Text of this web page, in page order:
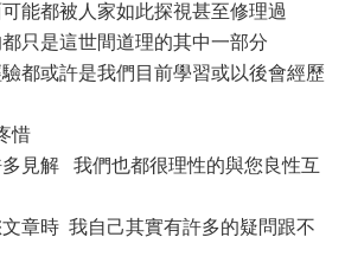
能都被人家如此探視甚至修理過
只是這世間道理的其中一部分
都或許是我們目前學習或以後會經歷
惜
見解 我們也都很理性的與您良性互
章時 我自己其實有許多的疑問跟不